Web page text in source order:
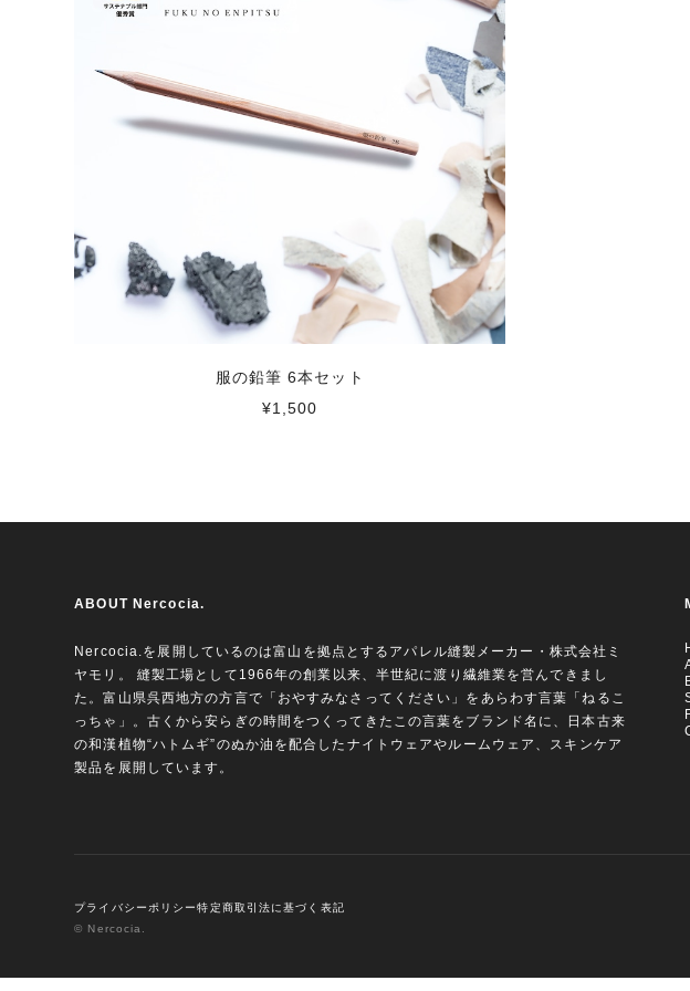
服の鉛筆 6本セット
¥1,500
ABOUT Nercocia.
Nercocia.を展開しているのは富山を拠点とするアパレル縫製メーカー・株式会社ミ
ヤモリ。 縫製工場として1966年の創業以来、半世紀に渡り繊維業を営んできまし
た。富山県呉西地方の方言で「おやすみなさってください」をあらわす言葉「ねるこ
っちゃ」。古くから安らぎの時間をつくってきたこの言葉をブランド名に、日本古来
の和漢植物“ハトムギ”のぬか油を配合したナイトウェアやルームウェア、スキンケア
製品を展開しています。
プライバシーポリシー特定商取引法に基づく表記
© Nercocia.